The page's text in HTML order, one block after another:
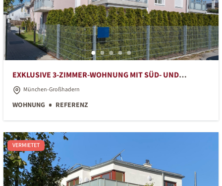
EXKLUSIVE 3-ZIMMER-WOHNUNG MIT SÜD- UND
WESTBALKON
München-Großhadern
WOHNUNG REFERENZ
VERMIETET